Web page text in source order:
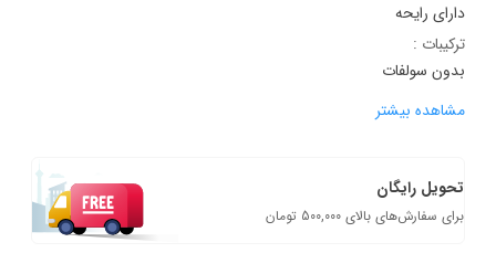
دارای رایحه
ترکیبات :
بدون سولفات
مشاهده بیشتر
تحویل رایگان
برای سفارش‌های بالای 500,000 تومان